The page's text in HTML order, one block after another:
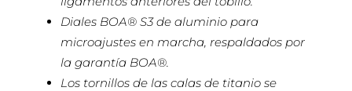
Diales BOA® S3 de aluminio para
microajustes en marcha, respaldados por
la garantía BOA®.
Los tornillos de las calas de titanio se